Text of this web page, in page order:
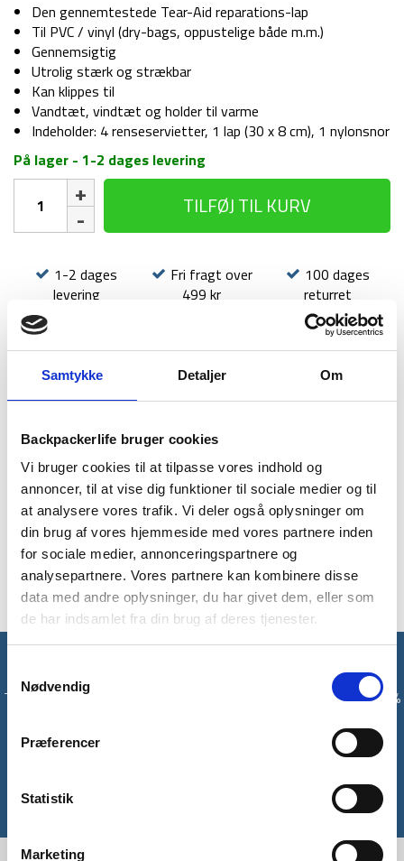
Samtykke Detaljer Om
Backpackerlife bruger cookies
Vi bruger cookies til at tilpasse vores indhold og
annoncer, til at vise dig funktioner til sociale medier og til
at analysere vores trafik. Vi deler også oplysninger om
din brug af vores hjemmeside med vores partnere inden
for sociale medier, annonceringspartnere og
analysepartnere. Vores partnere kan kombinere disse
data med andre oplysninger, du har givet dem, eller som
de har indsamlet fra din brug af deres tjenester.
Nødvendig
Præferencer
Statistik
Marketing
Den gennemtestede Tear-Aid reparations-lap
Til PVC / vinyl (dry-bags, oppustelige både m.m.)
Gennemsigtig
Utrolig stærk og strækbar
Kan klippes til
Vandtæt, vindtæt og holder til varme
Indeholder: 4 renseservietter, 1 lap (30 x 8 cm), 1 nylonsnor
På lager - 1-2 dages levering
repair
kit
Tear-
B
antal
TILFØJ TIL KURV
1-2 dages
levering
Fri fragt over
499 kr
100 dages
returret
BESKRIVELSE
Har du været uheldig på tur, eller vil du gerne kunne reparerer
skader på dit udstyr på turen, så er Tear-Aid’s universale
repair kit et solidt valg. Tear-Aid B er en reparationslap, som
er lavet i et vandtæt, vindtæt og strækbart materiale, som
kan bruges på vinyl og PVC overflader. Dermed kan du
reparerer alt fra oppustelige både, dry-bags over til vinyltelte.
Tilmeld dig vores nyhedsbrev og modtag med det samme en 10%